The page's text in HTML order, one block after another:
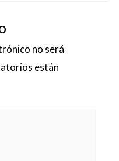
no será
están